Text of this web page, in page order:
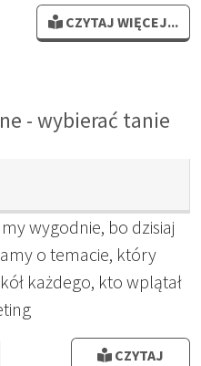
CZYTAJ WIĘCEJ...
- wybierać tanie
wygodnie, bo dzisiaj
o temacie, który
każdego, kto wplątał
CZYTAJ